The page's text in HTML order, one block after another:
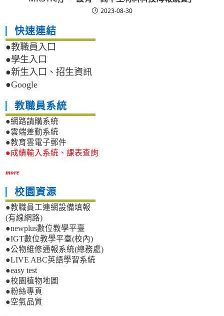
2023-08-30
快速連結
●教職員入口
●學生入口
●新生入口、招生資訊
●Google
教職員系統
●網路請購系統
●雲端差勤系統
●教育雲電子郵件
●成績輸入系統、課表查詢
more
校園資源
●教職員工連網設備填報
(有線網路)
●newplus數位教學平臺
●IGT數位教學平臺(校內)
●公物維修通報系統(總務處)
●LIVE ABC英語學習系統
●easy test
●校園植物地圖
●粉絲專頁
●空氣品質